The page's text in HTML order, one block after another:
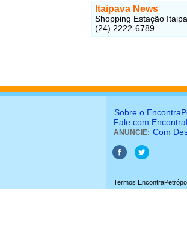
Itaipava News
Shopping Estação
(24) 2222-6789
Sobre o
Fale com
ANUNCIE: Com
Termos